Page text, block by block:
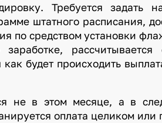
Требуется задать
штатного расписания,
по средством установки
рассчитывается
будет происходить
не в этом месяце, а в
оплата целиком